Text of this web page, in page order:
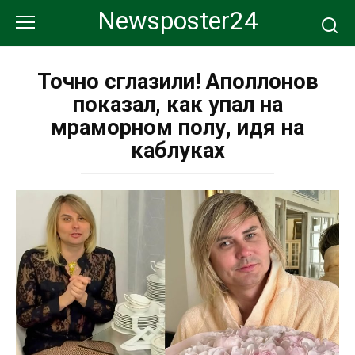
контенту
Newsposter24
Точно сглазили! Аполлонов
показал, как упал на
мраморном полу, идя на
каблуках